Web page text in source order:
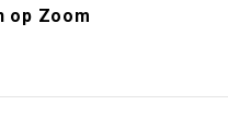
op Zoom